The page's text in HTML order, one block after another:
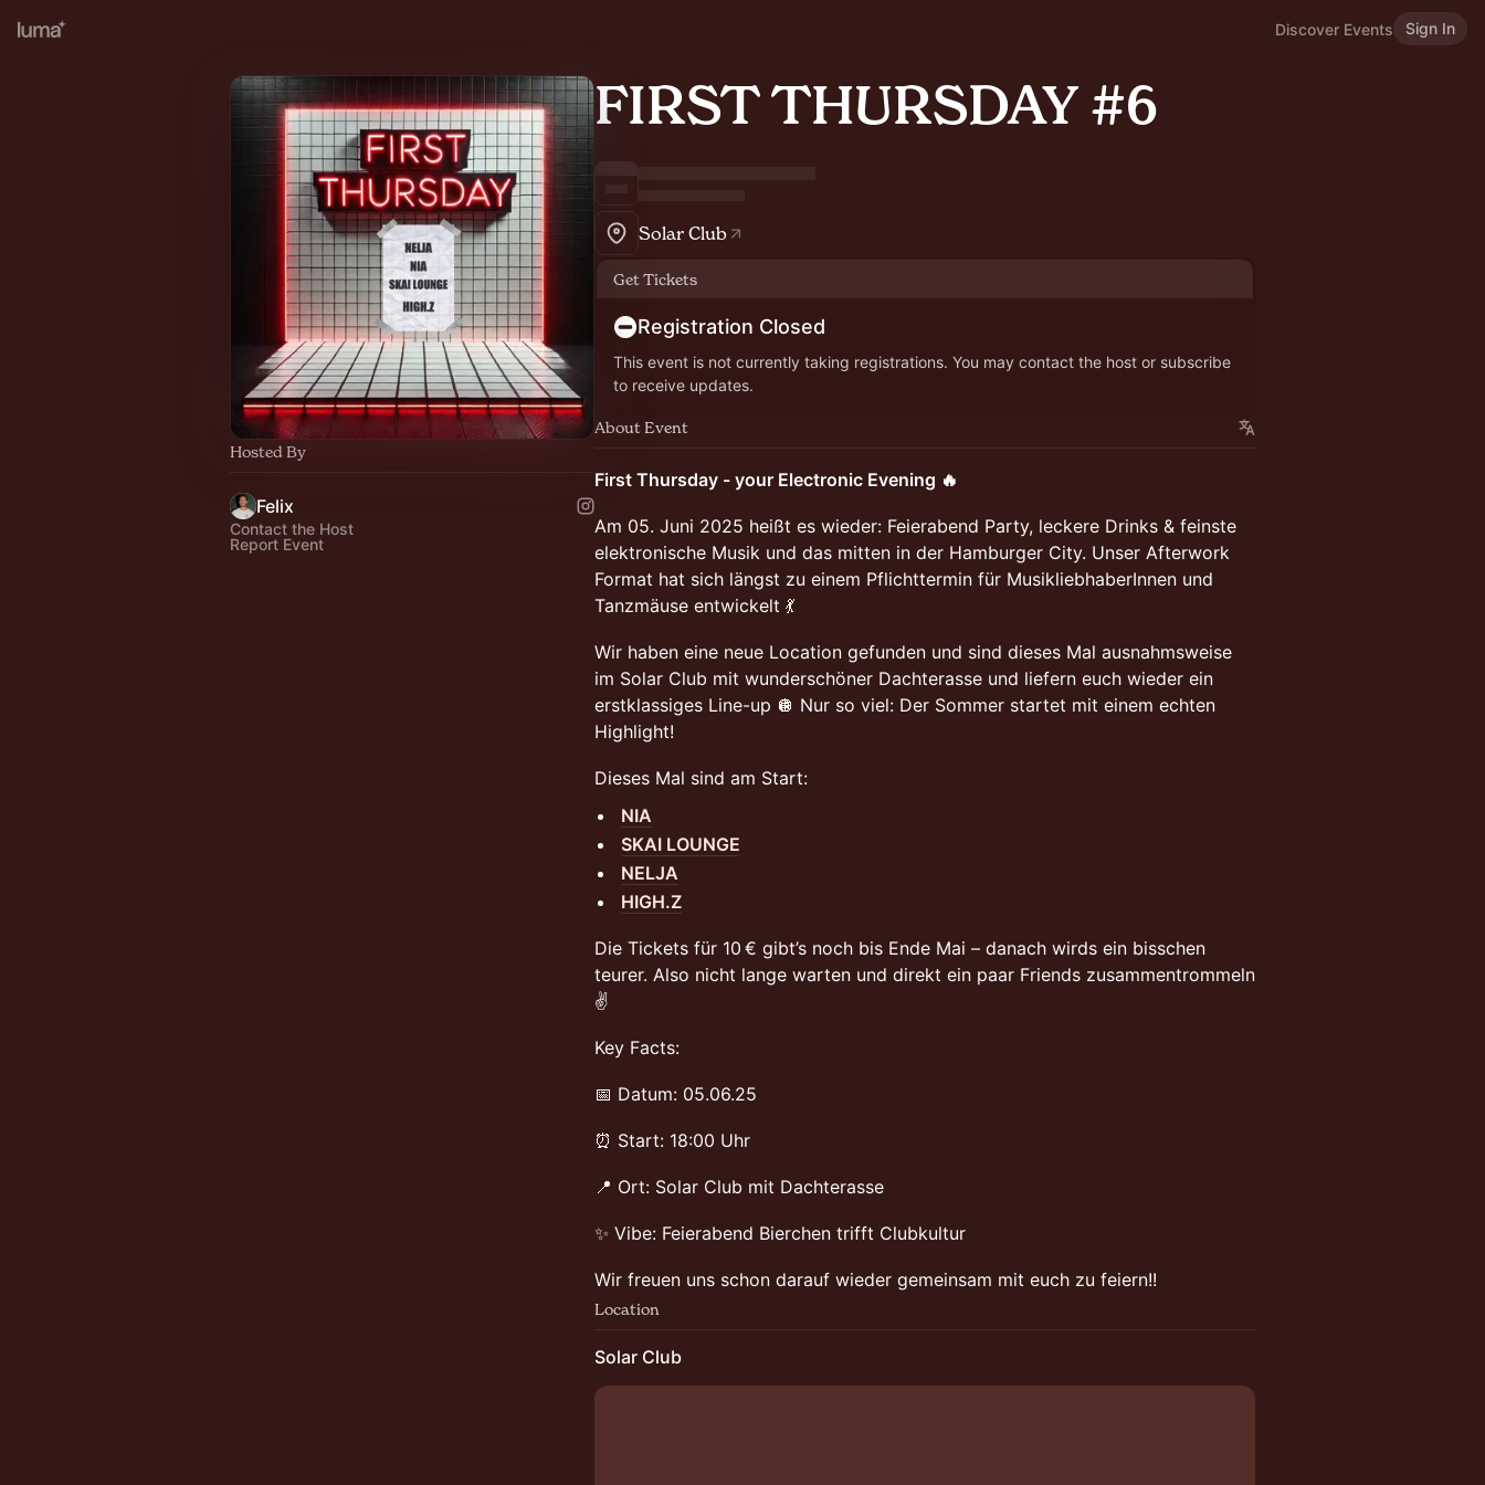
Discover Events Sign In
Hosted By
Felix
Contact the Host
Report Event
FIRST THURSDAY #6
Solar Club
Get Tickets
Registration Closed
This event is not currently taking registrations. You may contact the host or subscribe
to receive updates.
About Event
First Thursday - your Electronic Evening 🔥
Am 05. Juni 2025 heißt es wieder: Feierabend Party, leckere Drinks & feinste
elektronische Musik und das mitten in der Hamburger City. Unser Afterwork
Format hat sich längst zu einem Pflichttermin für MusikliebhaberInnen und
Tanzmäuse entwickelt 💃
Wir haben eine neue Location gefunden und sind dieses Mal ausnahmsweise
im Solar Club mit wunderschöner Dachterasse und liefern euch wieder ein
erstklassiges Line-up 🪩 Nur so viel: Der Sommer startet mit einem echten
Highlight!
Dieses Mal sind am Start:
NIA
SKAI LOUNGE
NELJA
HIGH.Z
Die Tickets für 10 € gibt’s noch bis Ende Mai – danach wirds ein bisschen
teurer. Also nicht lange warten und direkt ein paar Friends zusammentrommeln
✌️
Key Facts:
📅 Datum: 05.06.25
⏰ Start: 18:00 Uhr
📍 Ort: Solar Club mit Dachterasse
✨ Vibe: Feierabend Bierchen trifft Clubkultur
Wir freuen uns schon darauf wieder gemeinsam mit euch zu feiern!!
Location
Solar Club